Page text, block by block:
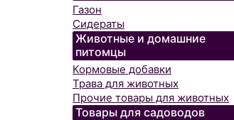
Газон
Сидераты
Животные и домашние
питомцы
Кормовые добавки
Трава для животных
Прочие товары для животных
Товары для садоводов